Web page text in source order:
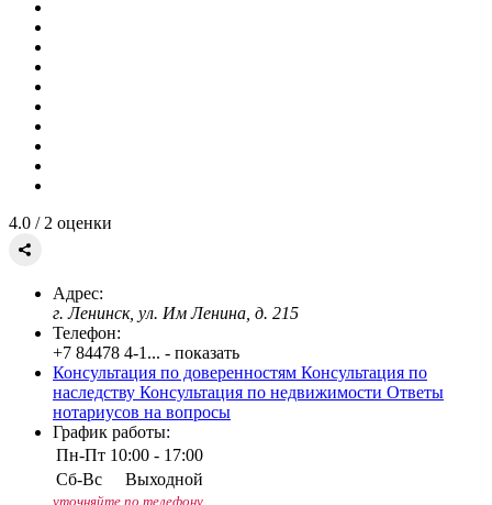
4.0 / 2 оценки
Адрес:
г. Ленинск, ул. Им Ленина, д. 215
Телефон:
+7 84478 4-1... - показать
Консультация по доверенностям Консультация по
наследству Консультация по недвижимости Ответы
нотариусов на вопросы
График работы:
Пн-Пт 10:00 - 17:00
Сб-Вс
Выходной
уточняйте по телефону